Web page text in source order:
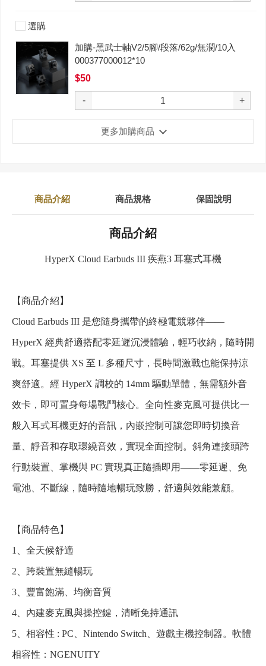
選購
加購-黑武士軸V2/5腳/段落/62g/無潤/10入
000377000012*10
$50
- +
更多加購商品
商品介紹 商品規格 保固說明
商品介紹
HyperX Cloud Earbuds III 疾燕3 耳塞式耳機
【商品介紹】
Cloud Earbuds III 是您隨身攜帶的終極電競夥伴——
HyperX 經典舒適搭配零延遲沉浸體驗，輕巧收納，隨時開
戰。耳塞提供 XS 至 L 多種尺寸，長時間激戰也能保持涼
爽舒適。經 HyperX 調校的 14mm 驅動單體，無需額外音
效卡，即可置身每場戰鬥核心。全向性麥克風可提供比一
般入耳式耳機更好的音訊，內嵌控制可讓您即時切換音
量、靜音和存取環繞音效，實現全面控制。斜角連接頭跨
行動裝置、掌機與 PC 實現真正隨插即用——零延遲、免
電池、不斷線，隨時隨地暢玩致勝，舒適與效能兼顧。
【商品特色】
1、全天候舒適
2、跨裝置無縫暢玩
3、豐富飽滿、均衡音質
4、內建麥克風與操控鍵，清晰免持通訊
5、相容性 : PC、Nintendo Switch、遊戲主機控制器。軟體
相容性：NGENUITY